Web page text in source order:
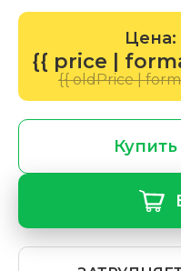
Цена:
{{ price |
{{ oldPrice |